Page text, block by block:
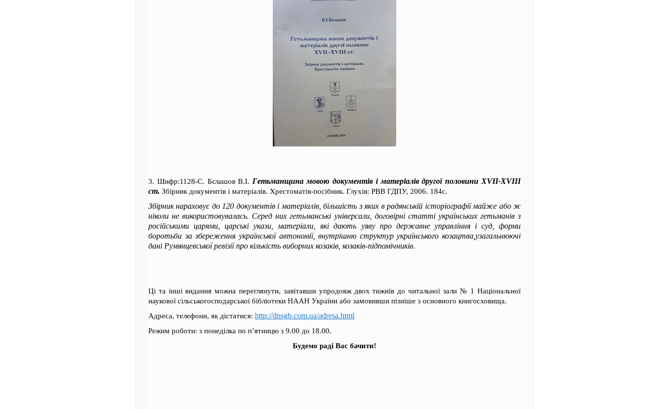
3. Шифр:1128-С. Бєлашов В.І. Гетьманщина мовою документів і матеріалів другої половини ХVII-XVIII
ст. Збірник документів і матеріалів. Хрестоматія-посібник. Глухів: РВВ ГДПУ, 2006. 184с.
Збірник нараховує до 120 документів і матеріалів, більшість з яких в радянській історіографії майже або ж
ніколи не використовувалась. Серед них гетьманські універсали, договірні статті українських гетьманів з
російськими царями, царські укази, матеріали, які дають уяву про державне управління і суд, форми
боротьби за збереження української автономії, внутрішню структур українського козацтва,узагальнюючі
дані Румянцевської ревізії про кількість виборних козаків, козаків-підпомічників.
Ці та інші видання можна переглянути, завітавши упродовж двох тижнів до читальної зали № 1 Національної
наукової сільськогосподарської бібліотеки НААН України або замовивши пізніше з основного книгосховища.
Адреса, телефони, як дістатися: http://dnsgb.com.ua/adresa.html
Режим роботи: з понеділка по п’ятницю з 9.00 до 18.00.
Будемо раді Вас бачити!